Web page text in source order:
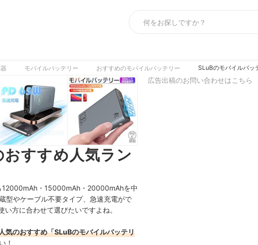
モバイルバッテリー おすすめのモバイルバッテリー SLuBのモバイルバッ
すすめ人気ラン
12000mAh・15000mAh・20000mAhを中
型やケーブル不要タイプ、急速充電がで
方に合わせて選びたいですよね。
気のおすすめ「SLuBのモバイルバッテリ
！
広告出稿のお問い合わせはこちら